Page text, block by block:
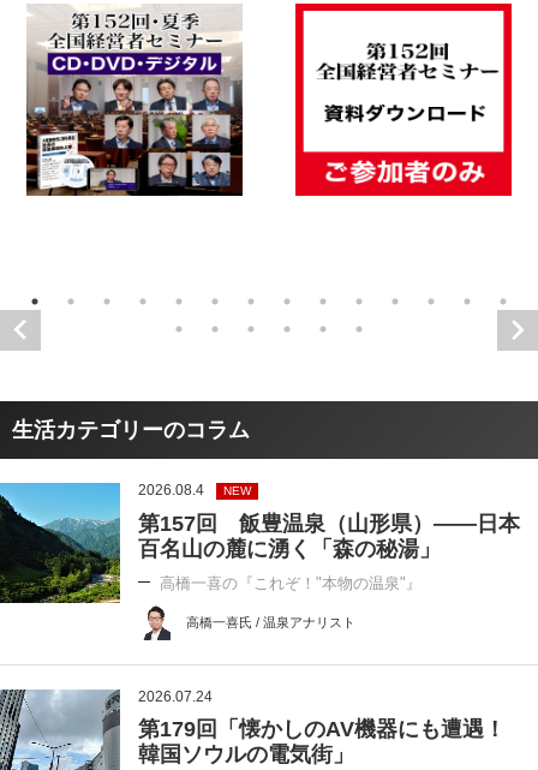
生活カテゴリーのコラム
2026.08.4 NEW
第157回 飯豊温泉（山形県）――日本
百名山の麓に湧く「森の秘湯」
高橋一喜の『これぞ！"本物の温泉"』
高橋一喜氏 / 温泉アナリスト
2026.07.24
第179回「懐かしのAV機器にも遭遇！
韓国ソウルの電気街」